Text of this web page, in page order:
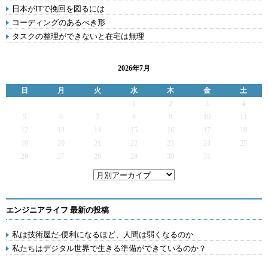
日本がITで挽回を図るには
コーディングのあるべき形
タスクの整理ができないと在宅は無理
2026年7月
日 月 火 水 木 金
土
2 3
4
5
6 7 9
12
13 14 15 16 17
19
20 21 22 23 24
25
26
27 28 29 30 31
エンジニアライフ 最新の投稿
私は技術屋だ-便利になるほど、人間は弱くなるのか
私たちはデジタル世界で生きる準備ができているのか？